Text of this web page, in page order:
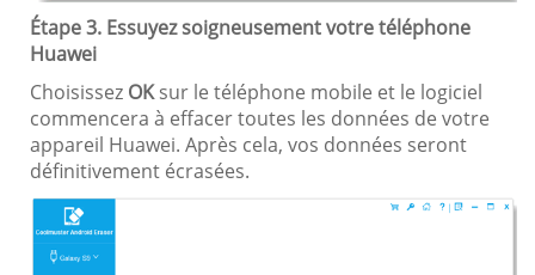
Étape 3. Essuyez soigneusement votre téléphone
Huawei
Choisissez OKsur le téléphone mobile et le logiciel
commencera à effacer toutes les données de votre
appareil Huawei. Après cela, vos données seront
définitivement écrasées.